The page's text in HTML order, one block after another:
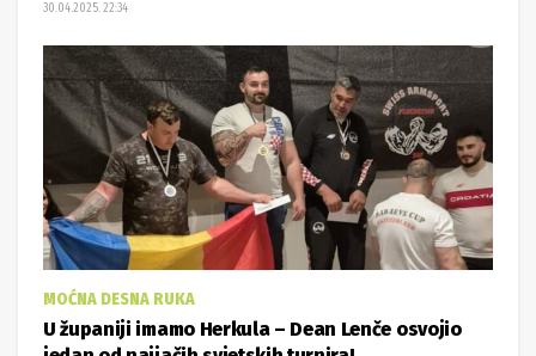
30.04.2025. 22:34
MOĆNA DESNA RUKA
U županiji imamo Herkula – Dean Lenče osvojio